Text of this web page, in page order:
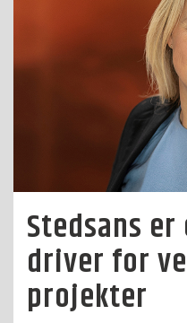
Stedsans
driver for
projekter